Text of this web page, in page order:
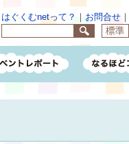
はぐくむnetって？ ｜ お問合せ ｜